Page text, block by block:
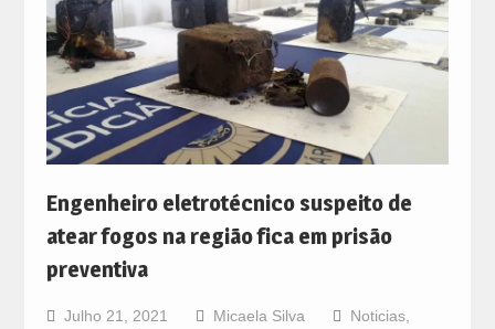
Engenheiro eletrotécnico suspeito de
atear fogos na região fica em prisão
preventiva
Julho 21, 2021 Micaela Silva Noticias,